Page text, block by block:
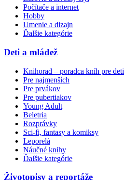
Počítače a internet
Hobby
Umenie a dizajn
Ďalšie kategórie
Deti a mládež
Knihorad – poradca kníh pre deti
Pre najmenších
Pre prvákov
Pre pubertiakov
Young Adult
Beletria
Rozprávky
Sci-fi, fantasy a komiksy
Leporelá
Náučné knihy
Ďalšie kategórie
Životopisy a reportáže